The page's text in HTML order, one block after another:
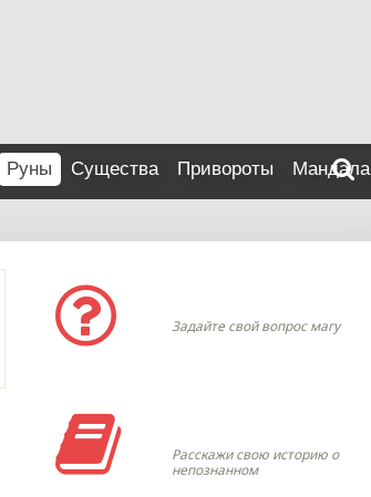
Руны Существа Привороты Мандала
Задайте свой вопрос магу
Расскажи свою историю о
непознанном